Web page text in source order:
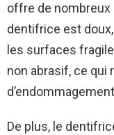
offre de nombreux
dentifrice est
les surfaces
non abrasif, ce qui
De plus, le